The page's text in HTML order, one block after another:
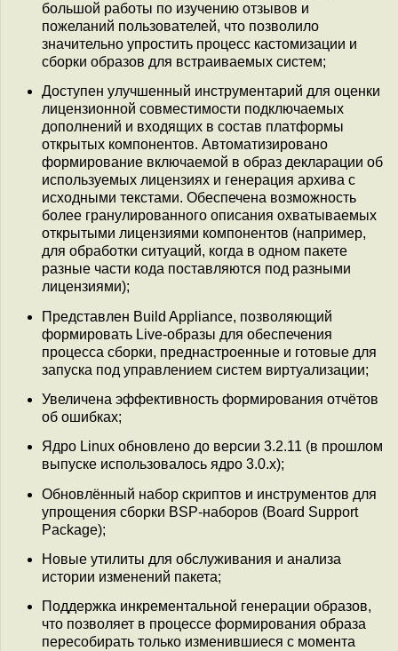
большой работы по изучению отзывов и
пожеланий пользователей, что позволило
значительно упростить процесс кастомизации и
сборки образов для встраиваемых систем;
Доступен улучшенный инструментарий для оценки
лицензионной совместимости подключаемых
дополнений и входящих в состав платформы
открытых компонентов. Автоматизировано
формирование включаемой в образ декларации об
используемых лицензиях и генерация архива с
исходными текстами. Обеспечена возможность
более гранулированного описания охватываемых
открытыми лицензиями компонентов (например,
для обработки ситуаций, когда в одном пакете
разные части кода поставляются под разными
лицензиями);
Представлен Build Appliance, позволяющий
формировать Live-образы для обеспечения
процесса сборки, преднастроенные и готовые для
запуска под управлением систем виртуализации;
Увеличена эффективность формирования отчётов
об ошибках;
Ядро Linux обновлено до версии 3.2.11 (в прошлом
выпуске использовалось ядро 3.0.x);
Обновлённый набор скриптов и инструментов для
упрощения сборки BSP-наборов (Board Support
Package);
Новые утилиты для обслуживания и анализа
истории изменений пакета;
Поддержка инкрементальной генерации образов,
что позволяет в процессе формирования образа
пересобирать только изменившиеся c момента